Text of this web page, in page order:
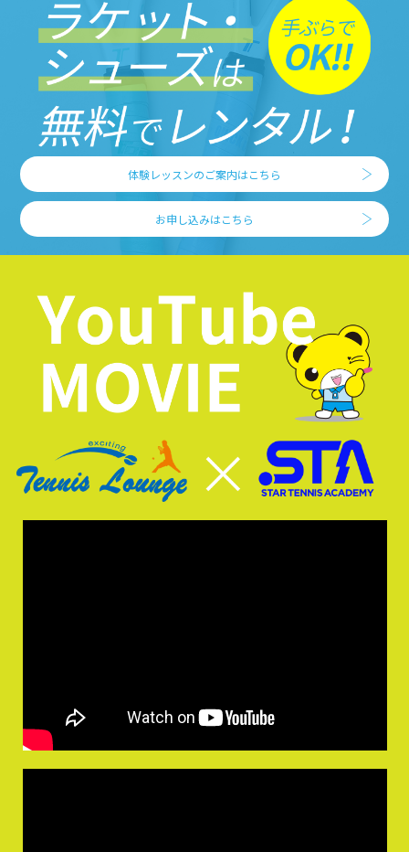
体験レッスンのご案内はこちら
お申し込みはこちら